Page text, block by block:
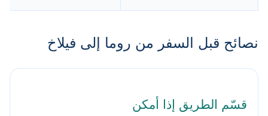
نصائح قبل السفر من روما إلى فيلاخ
قسّم الطريق إذا أمكن